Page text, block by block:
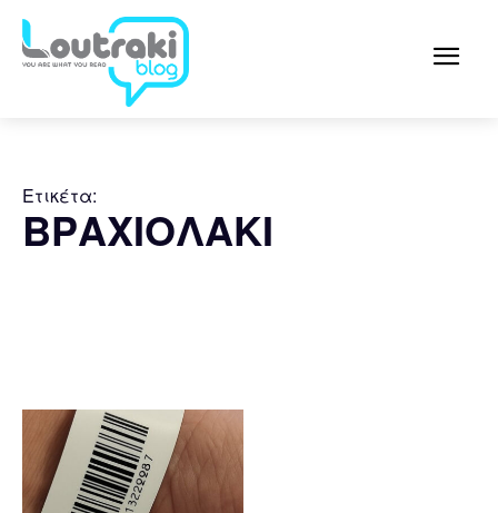
Ετικέτα:
ΒΡΑΧΙΟΛΑΚΙ